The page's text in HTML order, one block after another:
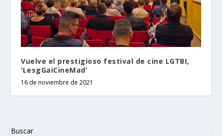
Vuelve el prestigioso festival de cine LGTBI,
‘LesgGaiCineMad’
16 de noviembre de 2021
Buscar